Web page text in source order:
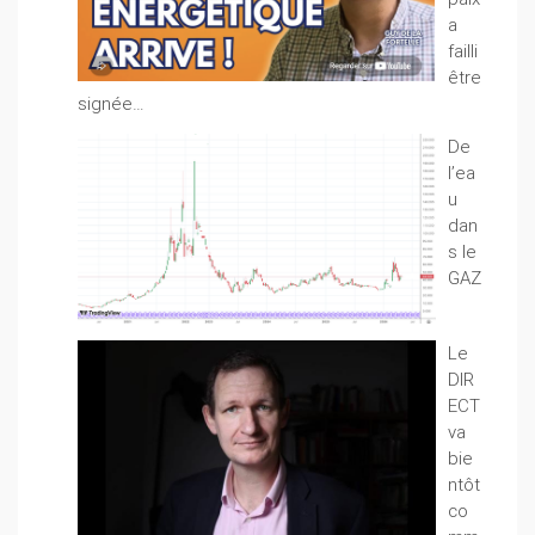
a
failli
être
signée…
De
l’ea
u
dan
s le
GAZ
Le
DIR
ECT
va
bie
ntôt
co